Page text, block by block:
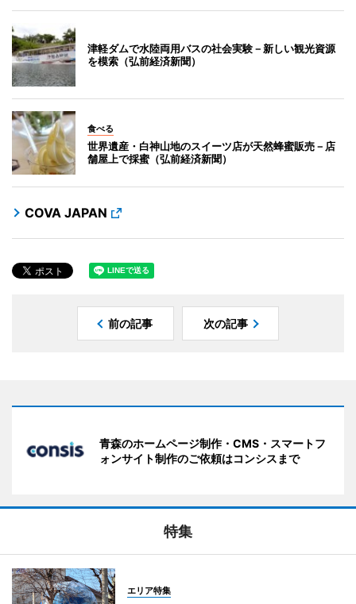
津軽ダムで水陸両用バスの社会実験－新しい観光資源
を模索（弘前経済新聞）
食べる
世界遺産・白神山地のスイーツ店が天然蜂蜜販売－店
舗屋上で採蜜（弘前経済新聞）
COVA JAPAN
前の記事 次の記事
青森のホームページ制作・CMS・スマートフ
ォンサイト制作のご依頼はコンシスまで
特集
エリア特集